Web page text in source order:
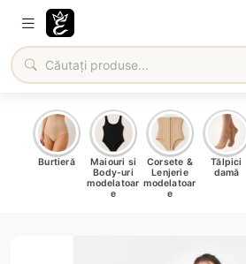
Burtieră
Maiouri si
Body-uri
modelatoar
e
Corsete &
Lenjerie
modelatoar
e
Tălpici
damă